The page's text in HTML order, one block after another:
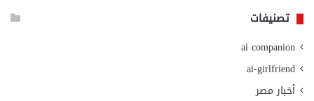
تصنيفات
ai companion
ai-girlfriend
أخبار مصر